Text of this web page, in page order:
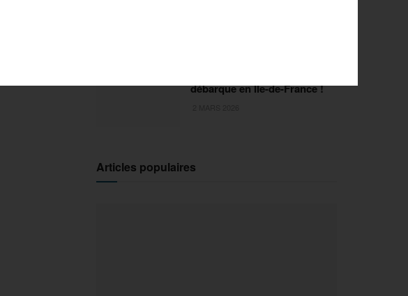
débarque en Ile-de-France !
Articles populaires